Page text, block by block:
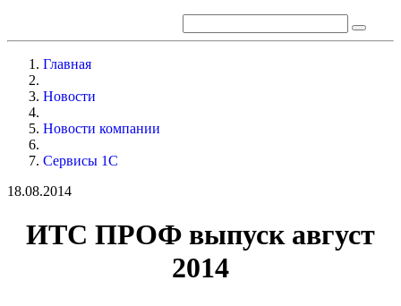
Главная
Новости
Новости компании
Сервисы 1С
18.08.2014
ИТС ПРОФ выпуск август
2014